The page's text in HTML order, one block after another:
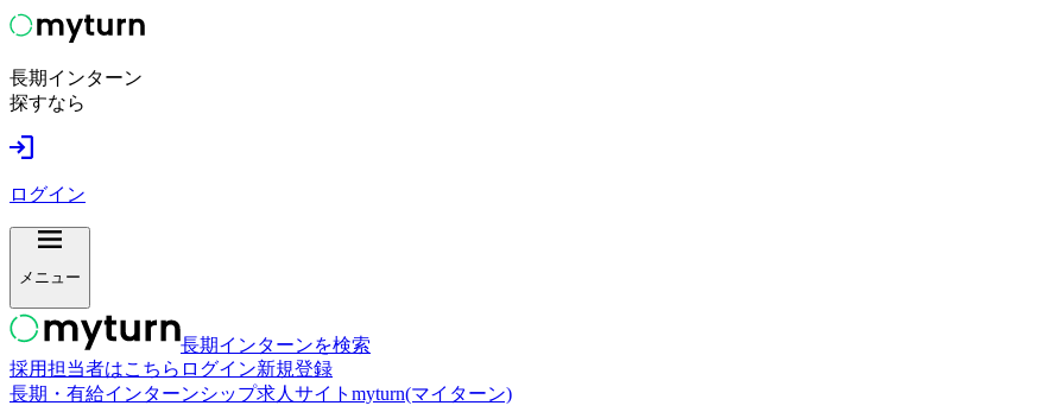
長期インターン
探すなら
ログイン
メニュー
長期インターンを検索
採用担当者はこちら ログイン新規登録
長期・有給インターンシップ求人サイトmyturn(マイターン)